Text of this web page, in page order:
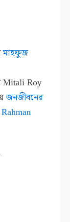
মাহফুজ
Mitali Roy
জনজীবনের